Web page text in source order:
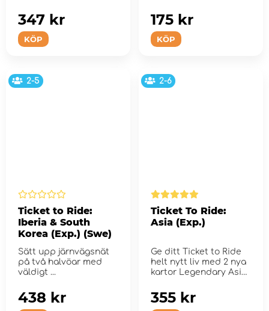
de ...
KÖP
347 kr
KÖP
175 kr
2-5
Ticket to Ride:
Iberia & South
Korea (Exp.) (Swe)
Sätt upp järnvägsnät
på två halvöar med
väldigt ...
438 kr
2-6
Ticket To Ride:
Asia (Exp.)
Ge ditt Ticket to Ride
helt nytt liv med 2 nya
kartor Legendary Asia
355 kr